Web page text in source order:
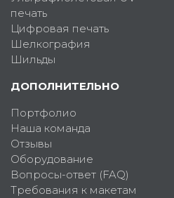
печать
Цифровая печать
Шелкография
Шильды
ДОПОЛНИТЕЛЬНО
Портфолио
Наша команда
Отзывы
Оборудование
Вопросы-ответ (FAQ)
Требования к макетам